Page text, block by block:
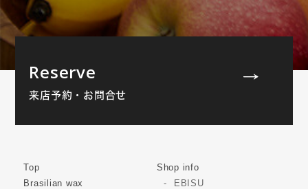
Reserve
来店予約・お問合せ
Top
Brasilian wax
Shop info
EBISU